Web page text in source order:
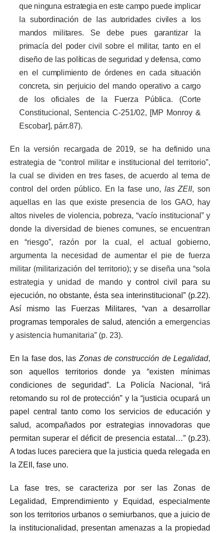
que ninguna estrategia en este campo puede implicar
la subordinación de las autoridades civiles a los
mandos militares. Se debe pues garantizar la
primacía del poder civil sobre el militar, tanto en el
diseño de las políticas de seguridad y defensa, como
en el cumplimiento de órdenes en cada situación
concreta, sin perjuicio del mando operativo a cargo
de los oficiales de la Fuerza Pública. (Corte
Constitucional, Sentencia C-251/02, [MP Monroy &
Escobar], párr.87).
En la versión recargada de 2019, se ha definido una
estrategia de “control militar e institucional del territorio”,
la cual se dividen en tres fases, de acuerdo al tema de
control del orden público. En la fase uno, las ZEII, son
aquellas en las que existe presencia de los GAO, hay
altos niveles de violencia, pobreza, “vacío institucional” y
donde la diversidad de bienes comunes, se encuentran
en “riesgo”, razón por la cual, el actual gobierno,
argumenta la necesidad de aumentar el pie de fuerza
militar (militarización del territorio); y se diseña una “sola
estrategia y unidad de mando y control civil para su
ejecución, no obstante, ésta sea interinstitucional” (p.22).
Así mismo las Fuerzas Militares, “van a desarrollar
programas temporales de salud, atención a emergencias
y asistencia humanitaria” (p. 23).
En la fase dos, las Zonas de construcción de Legalidad,
son aquellos territorios donde ya “existen mínimas
condiciones de seguridad”. La Policía Nacional, “irá
retomando su rol de protección” y la “justicia ocupará un
papel central tanto como los servicios de educación y
salud, acompañados por estrategias innovadoras que
permitan superar el déficit de presencia estatal…” (p.23).
A todas luces pareciera que la justicia queda relegada en
la ZEII, fase uno.
La fase tres, se caracteriza por ser las Zonas de
Legalidad, Emprendimiento y Equidad, especialmente
son los territorios urbanos o semiurbanos, que a juicio de
la institucionalidad, presentan amenazas a la propiedad